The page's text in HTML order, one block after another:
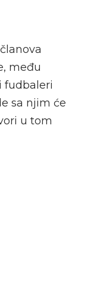
među
fudbaleri
sa njim će
u tom